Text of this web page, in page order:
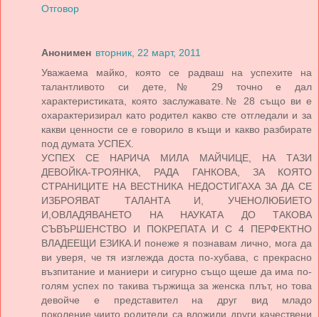
Отговор
Анонимен вторник, 22 март, 2011
Уважаема майко, която се радваш на успехите на
талантливото си дете,№ 29 точно е дал
характеристиката, която заслужавате.№ 28 също ви е
охарактеризирал като родител какво сте отгледали и за
какви ценности се е говорило в къщи и какво разбирате
под думата УСПЕХ.
УСПЕХ СЕ НАРИЧА МИЛА МАЙЧИЦЕ, НА ТАЗИ
ДЕВОЙКА-ТРОЯНКА, РАДА ГАНКОВА, ЗА КОЯТО
СТРАНИЦИТЕ НА ВЕСТНИКА НЕДОСТИГАХА ЗА ДА СЕ
ИЗБРОЯВАТ ТАЛАНТА И, УЧЕНОЛЮБИЕТО
И,ОВЛАДЯВАНЕТО НА НАУКАТА ДО ТАКОВА
СЪВЪРШЕНСТВО И ПОКРЕПАТА И С 4 ПЕРФЕКТНО
ВЛАДЕЕЩИ ЕЗИКА.И понеже я познавам лично, мога да
ви уверя, че тя изглежда доста по-хубава, с прекрасно
възпитание и маниери и сигурно също щеше да има по-
голям успех по такива тържища за женска плът, но това
девойче е представител на друг вид младо
поколение,чиито родители са вложили други качествени